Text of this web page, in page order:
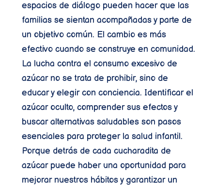
espacios de diálogo pueden hacer que las
familias se sientan acompañadas y parte de
un objetivo común. El cambio es más
efectivo cuando se construye en comunidad.
La lucha contra el consumo excesivo de
azúcar no se trata de prohibir, sino de
educar y elegir con conciencia. Identificar el
azúcar oculto, comprender sus efectos y
buscar alternativas saludables son pasos
esenciales para proteger la salud infantil.
Porque detrás de cada cucharadita de
azúcar puede haber una oportunidad para
mejorar nuestros hábitos y garantizar un